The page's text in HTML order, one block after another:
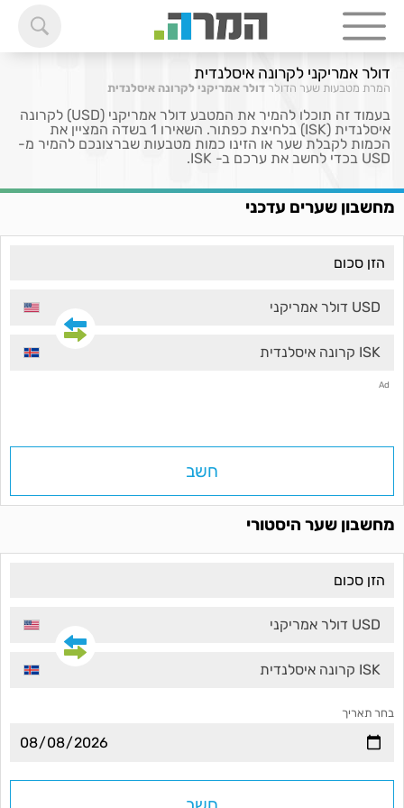
דולר אמריקני לקרונה איסלנדית
המרת מטבעות שער הדולר דולר אמריקני לקרונה איסלנדית
בעמוד זה תוכלו להמיר את המטבע דולר אמריקני (USD) לקרונה
איסלנדית (ISK) בלחיצת כפתור. השאירו 1 בשדה המציין את
הכמות לקבלת שער או הזינו כמות מטבעות שברצונכם להמיר מ-
USD בכדי לחשב את ערכם ב- ISK.
מחשבון שערים עדכני
USD דולר אמריקני
ISK קרונה איסלנדית
Ad
חשב
מחשבון שער היסטורי
USD דולר אמריקני
ISK קרונה איסלנדית
בחר תאריך